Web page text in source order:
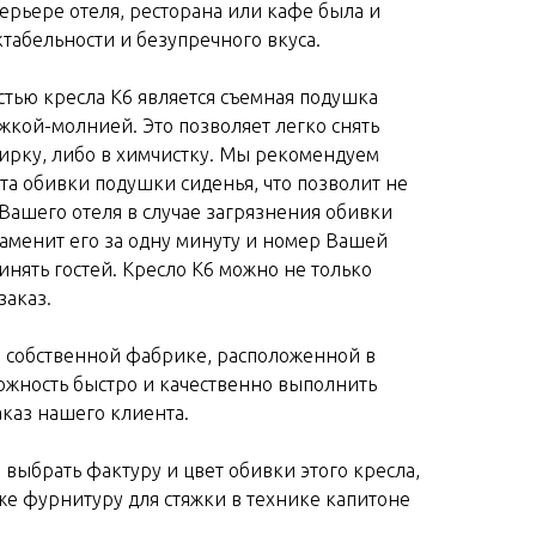
отеля, ресторана или кафе была и
и безупречного вкуса.
кресла К6 является съемная подушка
молнией. Это позволяет легко снять
либо в химчистку. Мы рекомендуем
обивки подушки сиденья, что позволит не
отеля в случае загрязнения обивки
его за одну минуту и номер Вашей
гостей. Кресло К6 можно не только
фабрике, расположенной в
быстро и качественно выполнить
нашего клиента.
фактуру и цвет обивки этого кресла,
фурнитуру для стяжки в технике капитоне